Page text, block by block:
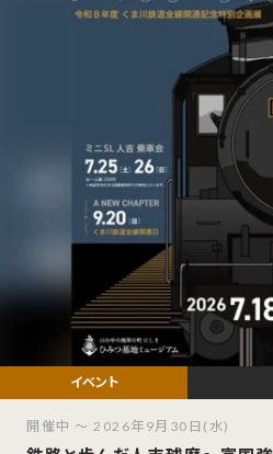
開催中 ～ 2026年9月30日(水)